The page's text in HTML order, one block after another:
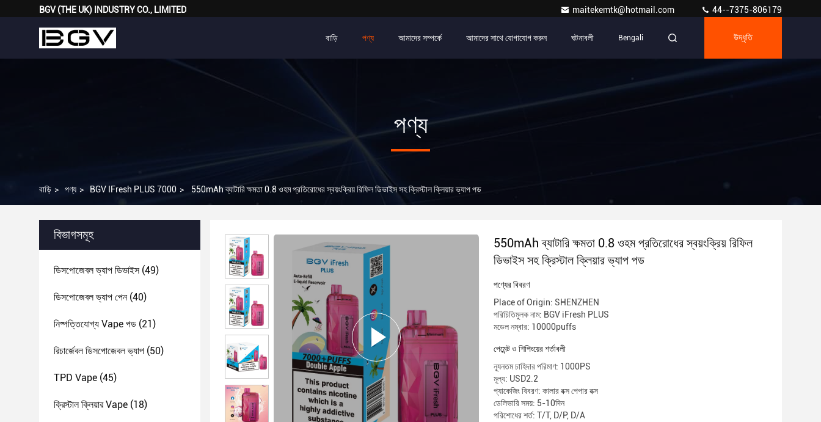
BGV (THE UK) INDUSTRY CO., LIMITED maitekemtk@hotmail.com 44--7375-806179
বাড়ি পণ্য আমাদের সম্পর্কে আমাদের সাথে যোগাযোগ করুন ঘটনাবলী Bengali উদ্ধৃতি
পণ্য
বাড়ি > পণ্য > BGV IFresh PLUS 7000 > 550mAh ব্যাটারি ক্ষমতা 0.8 ওহম প্রতিরোধের স্বয়ংক্রিয় রিফিল ডিভাইস সহ ক্রিস্টাল ক্লিয়ার ভ্যাপ পড
বিভাগসমূহ
ডিসপোজেবল ভ্যাপ ডিভাইস(49)
ডিসপোজেবল ভ্যাপ পেন(40)
নিষ্পত্তিযোগ্য Vape পড (21)
রিচার্জেবল ডিসপোজেবল ভ্যাপ (50)
TPD Vape (45)
ক্রিস্টাল ক্লিয়ার Vape (18)
550mAh ব্যাটারি ক্ষমতা 0.8 ওহম প্রতিরোধের স্বয়ংক্রিয় রিফিল
ডিভাইস সহ ক্রিস্টাল ক্লিয়ার ভ্যাপ পড
পণ্যের বিবরণ
Place of Origin: SHENZHEN
পরিচিতিমুলক নাম: BGV iFresh PLUS
মডেল নম্বার: 10000puffs
পেমেন্ট ও শিপিংয়ের শর্তাবলী
ন্যূনতম চাহিদার পরিমাণ: 1000PS
মূল্য: USD2.2
প্যাকেজিং বিবরণ: কালার বক্স পেপার বক্স
ডেলিভারি সময়: 5-10দিন
পরিশোধের শর্ত: T/T, D/P, D/A